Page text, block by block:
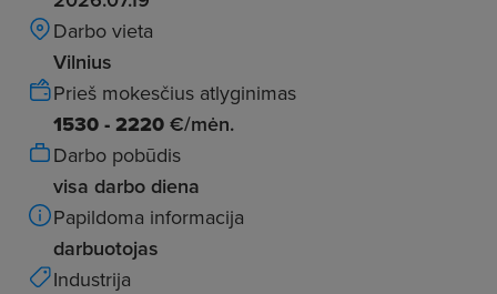
Darbo vieta
Vilnius
Prieš mokesčius atlyginimas
1530 - 2220 €/mėn.
Darbo pobūdis
visa darbo diena
Papildoma informacija
darbuotojas
Industrija